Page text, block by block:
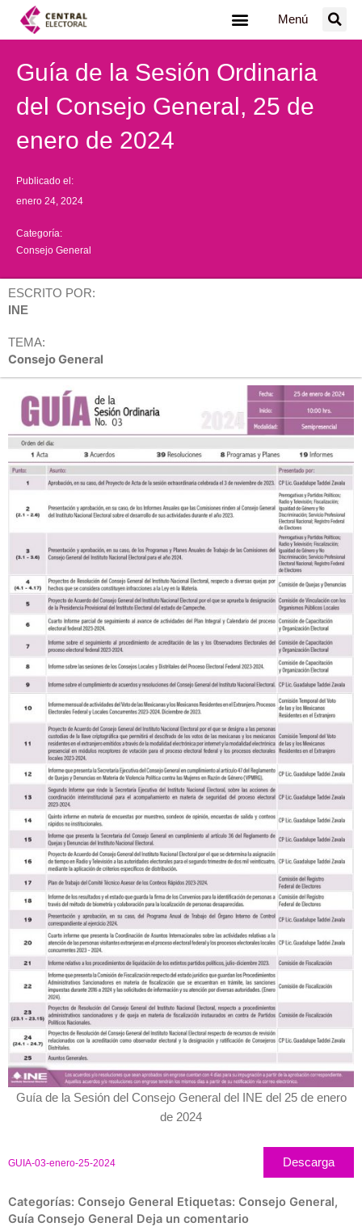
Menú
Guía de la Sesión Ordinaria
del Consejo General, 25 de
enero de 2024
Publicado el:
enero 24, 2024
Categoría:
Consejo General
ESCRITO POR:
INE
TEMA:
Consejo General
Guía de la Sesión del Consejo General del INE del 25 de enero
de 2024
GUIA-03-enero-25-2024 Descarga
Categorías: Consejo General Etiquetas: Consejo General,
Guía Consejo General Deja un comentario